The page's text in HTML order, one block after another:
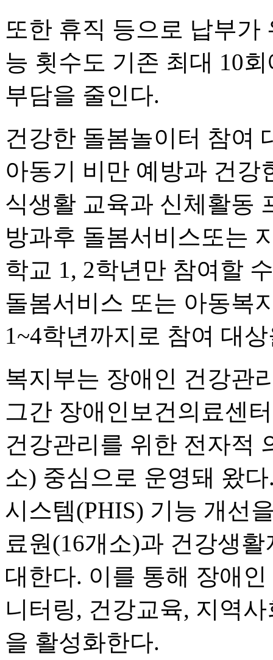
또한 휴직 등으로 납부가
능 횟수도 기존 최대 10
부담을 줄인다.
건강한 돌봄놀이터 참여
아동기 비만 예방과 건강
식생활 교육과 신체활동
방과후 돌봄서비스또는
학교 1, 2학년만 참여할
돌봄서비스 또는 아동복
1~4학년까지로 참여 대
복지부는 장애인 건강관
그간 장애인보건의료센
건강관리를 위한 전자적
소) 중심으로 운영돼 왔
시스템(PHIS) 기능 개선
료원(16개소)과 건강생
대한다. 이를 통해 장애
니터링, 건강교육, 지역
을 활성화한다.